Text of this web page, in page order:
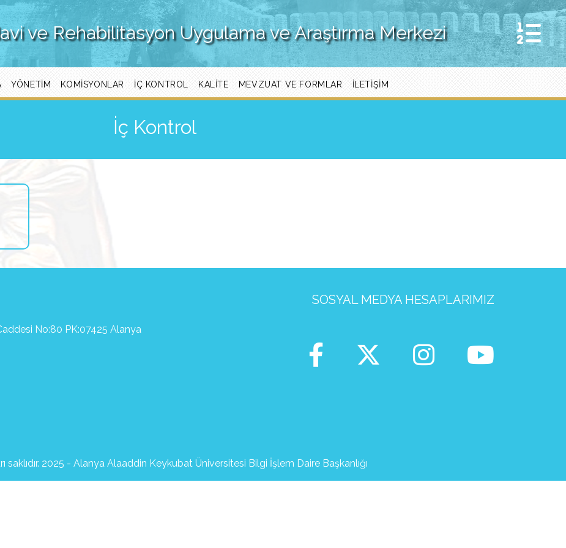
ve Rehabilitasyon Uygulama ve Araştırma Merkezi
YÖNETIM KOMISYONLAR İÇ KONTROL KALITE MEVZUAT VE FORMLAR İLETIŞIM
İç Kontrol
No:80 PK:07425 Alanya
SOSYAL MEDYA HESAPLARIMIZ
saklıdır. 2025 - Alanya Alaaddin Keykubat Üniversitesi Bilgi İşlem Daire Başkanlığı